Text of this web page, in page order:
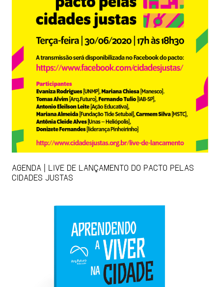
AGENDA | LIVE DE LANÇAMENTO DO PACTO PELAS
CIDADES JUSTAS